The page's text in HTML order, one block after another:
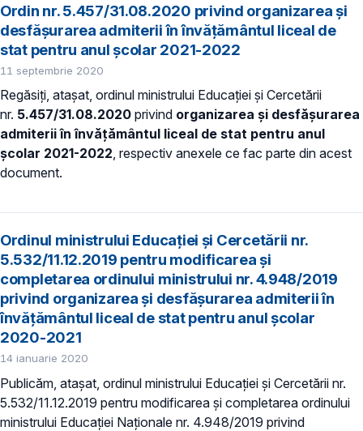
Ordin nr. 5.457/31.08.2020 privind organizarea și
desfășurarea admiterii în învățământul liceal de
stat pentru anul școlar 2021-2022
11 septembrie 2020
Regăsiți, atașat, ordinul ministrului Educației și Cercetării
nr. 5.457/31.08.2020 privind organizarea și desfășurarea
admiterii în învățământul liceal de stat pentru anul
școlar 2021-2022, respectiv anexele ce fac parte din acest
document.
Ordinul ministrului Educației și Cercetării nr.
5.532/11.12.2019 pentru modificarea și
completarea ordinului ministrului nr. 4.948/2019
privind organizarea şi desfăşurarea admiterii în
învăţământul liceal de stat pentru anul şcolar
2020-2021
14 ianuarie 2020
Publicăm, atașat, ordinul ministrului Educației și Cercetării nr.
5.532/11.12.2019 pentru modificarea și completarea ordinului
ministrului Educaţiei Naționale nr. 4.948/2019 privind